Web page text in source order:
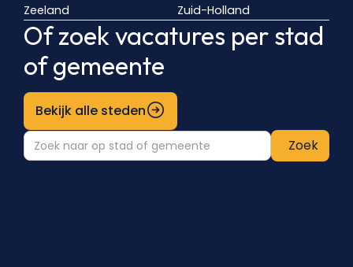
Zeeland
Zuid-Holland
Of zoek vacatures per stad
of gemeente
Bekijk alle steden